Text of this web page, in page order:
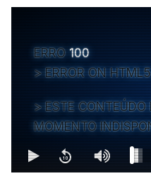
ERRO 100
ERROR ON
ESTE CONTEÚDO
MOMENTO